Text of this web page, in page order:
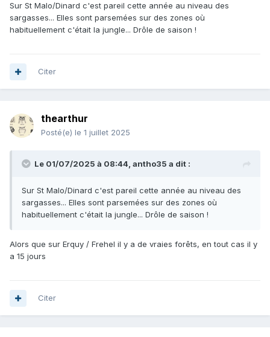
Sur St Malo/Dinard c'est pareil cette année au niveau des
sargasses... Elles sont parsemées sur des zones où
habituellement c'était la jungle... Drôle de saison !
Citer
thearthur
Posté(e) le 1 juillet 2025
Le 01/07/2025 à 08:44, antho35 a dit :
Sur St Malo/Dinard c'est pareil cette année au niveau des
sargasses... Elles sont parsemées sur des zones où
habituellement c'était la jungle... Drôle de saison !
Alors que sur Erquy / Frehel il y a de vraies forêts, en tout cas il y
a 15 jours
Citer